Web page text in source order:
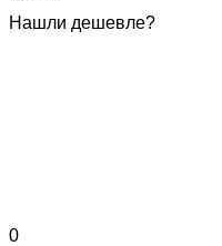
Нашли дешевле?
0